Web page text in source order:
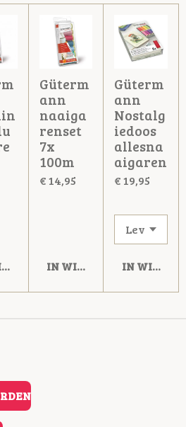
Güterm
ann
naaiga
renset
7x
100m
€ 14,95
IN WINKELWAGEN
Güterm
ann
Nostalg
iedoos
allesna
aigaren
€ 19,95
IN